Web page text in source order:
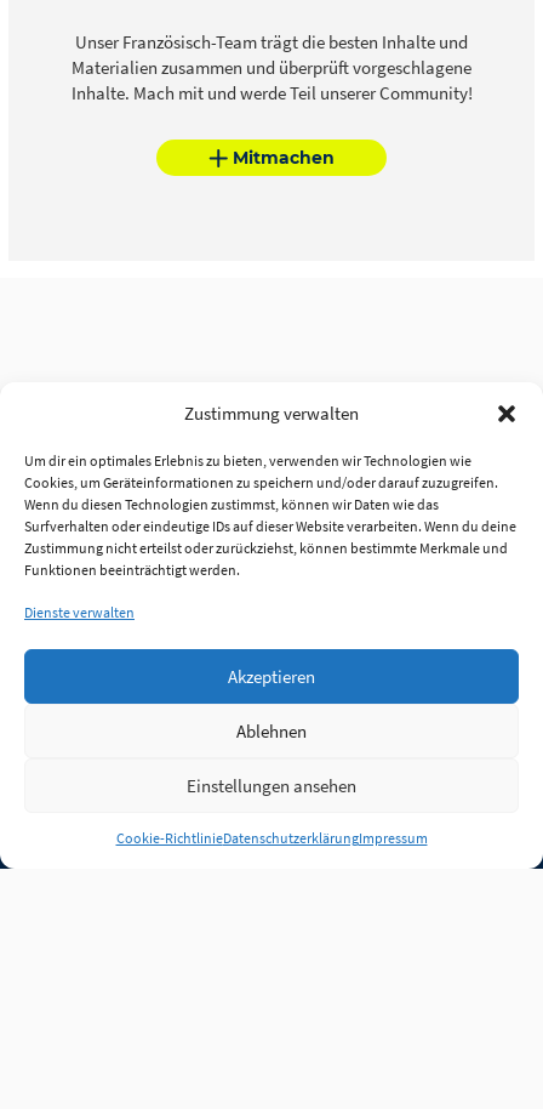
Zustimmung verwalten
Um dir ein optimales Erlebnis zu bieten, verwenden wir Technologien wie
Cookies, um Geräteinformationen zu speichern und/oder darauf zuzugreifen.
Wenn du diesen Technologien zustimmst, können wir Daten wie das
Surfverhalten oder eindeutige IDs auf dieser Website verarbeiten. Wenn du deine
Zustimmung nicht erteilst oder zurückziehst, können bestimmte Merkmale und
Funktionen beeinträchtigt werden.
Dienste verwalten
Akzeptieren
Ablehnen
Einstellungen ansehen
Cookie-RichtlinieDatenschutzerklärungImpressum
Unser Französisch-Team trägt die besten Inhalte und
Materialien zusammen und überprüft vorgeschlagene
Inhalte. Mach mit und werde Teil unserer Community!
Mitmachen
Anmelden
Jobs Partner FAQ Quellen